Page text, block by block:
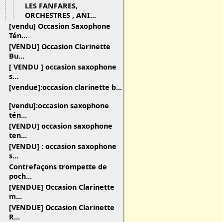
LES FANFARES,
ORCHESTRES , ANI...
[vendu] Occasion Saxophone
Tén...
[VENDU] Occasion Clarinette
Bu...
[ VENDU ] occasion saxophone
s...
[vendue]:occasion clarinette b...
[vendu]:occasion saxophone
tén...
[VENDU] occasion saxophone
ten...
[VENDU] : occasion saxophone
s...
Contrefaçons trompette de
poch...
[VENDUE] Occasion Clarinette
m...
[VENDUE] Occasion Clarinette
R...